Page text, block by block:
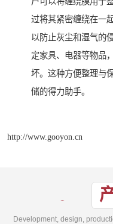
过将其紧密缠绕在一
以防止灰尘和湿气的
定家具、电器等物品
坏。这种方便整理与
储的得力助手。
http://www.gooyon.cn